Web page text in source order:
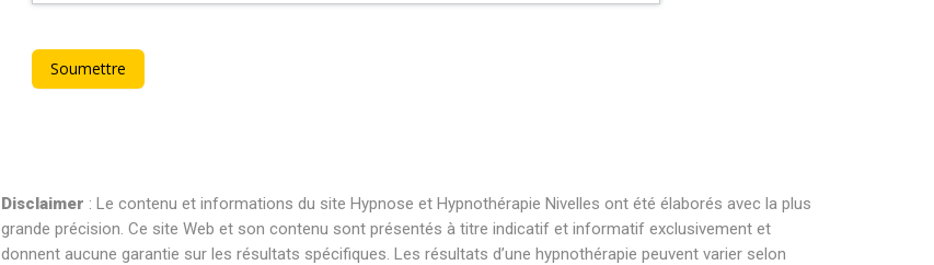
Disclaimer : Le contenu et informations du site Hypnose et Hypnothérapie Nivelles ont été élaborés avec la plus
grande précision. Ce site Web et son contenu sont présentés à titre indicatif et informatif exclusivement et
donnent aucune garantie sur les résultats spécifiques. Les résultats d’une hypnothérapie peuvent varier selon